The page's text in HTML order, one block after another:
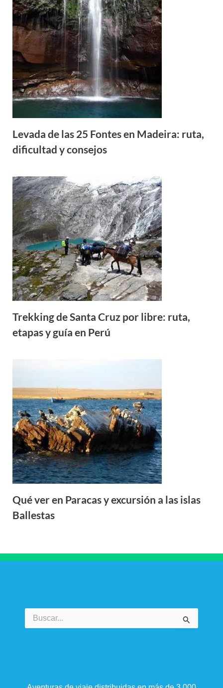
Levada de las 25 Fontes en Madeira: ruta,
dificultad y consejos
Trekking de Santa Cruz por libre: ruta,
etapas y guía en Perú
Qué ver en Paracas y excursión a las islas
Ballestas
por: